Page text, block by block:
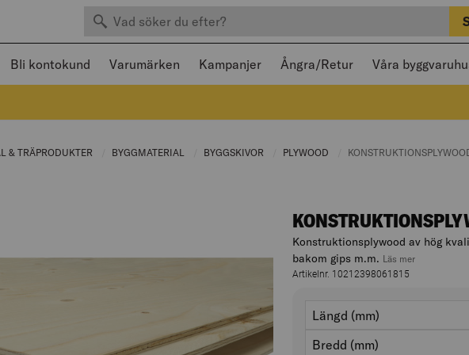
Sök efter produkter
med piltangenter och stängas med Escape
Bli kontokund Varumärken Kampanjer Ångra/Retur Våra
& TRÄPRODUKTER CURRENT PAGE:
BYGGMATERIAL CURRENT PAGE:
BYGGSKIVOR CURRENT PAGE:
PLYWOOD CURRENT PAGE:
CURRENT PAGE:
Konstruktionsplywood av hög
bakom gips m.m. Läs mer
Artikelnr. 10212398061815
Varianter
längd (mm)
bredd (mm)